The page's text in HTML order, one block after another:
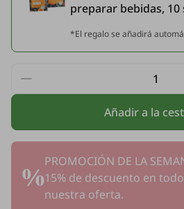
preparar bebidas, 10
*El regalo se añadirá
Añadir a la
PROMOCIÓN DE LA
15% de descuento en
nuestra oferta.